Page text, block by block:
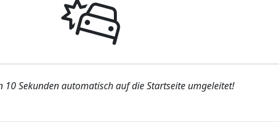
10 Sekunden automatisch auf die Startseite umgeleitet!